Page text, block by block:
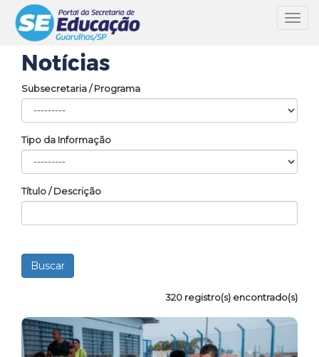
Notícias
Subsecretaria / Programa
Tipo da Informação
Título / Descrição
320 registro(s) encontrado(s)